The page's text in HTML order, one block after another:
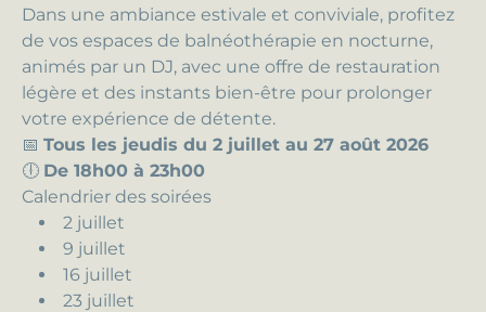
Dans une ambiance estivale et conviviale, profitez
de vos espaces de balnéothérapie en nocturne,
animés par un DJ, avec une offre de restauration
légère et des instants bien-être pour prolonger
votre expérience de détente.
📅 Tous les jeudis du 2 juillet au 27 août 2026
🕕 De 18h00 à 23h00
Calendrier des soirées
2 juillet
9 juillet
16 juillet
23 juillet